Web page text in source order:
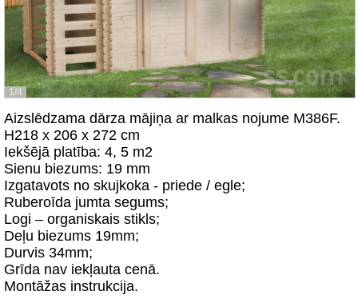
1/4
Aizslēdzama dārza mājiņa ar malkas nojume M386F.
H218 x 206 x 272 cm
Iekšējā platība: 4, 5 m2
Sienu biezums: 19 mm
Izgatavots no skujkoka - priede / egle;
Ruberoīda jumta segums;
Logi – organiskais stikls;
Deļu biezums 19mm;
Durvis 34mm;
Grīda nav iekļauta cenā.
Montāžas instrukcija.